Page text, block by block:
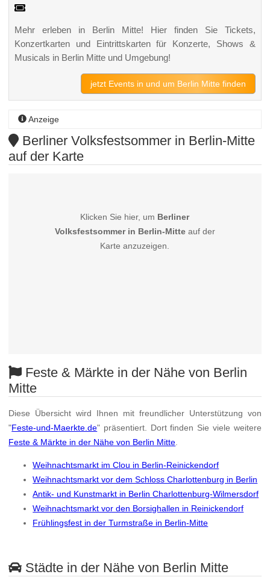
Mehr erleben in Berlin Mitte! Hier finden Sie Tickets,
Konzertkarten und Eintrittskarten für Konzerte, Shows &
Musicals in Berlin Mitte und Umgebung!
jetzt Events in und um Berlin Mitte finden
Anzeige
Berliner Volksfestsommer in Berlin-Mitte
auf der Karte
Klicken Sie hier, um Berliner
Volksfestsommer in Berlin-Mitteauf der
Karte anzuzeigen.
Feste & Märkte in der Nähe von Berlin
Mitte
Diese Übersicht wird Ihnen mit freundlicher Unterstützung von
"Feste-und-Maerkte.de" präsentiert. Dort finden Sie viele weitere
Feste & Märkte in der Nähe von Berlin Mitte
Weihnachtsmarkt im Clou in Berlin-Reinickendorf
Weihnachtsmarkt vor dem Schloss Charlottenburg in Berlin
Antik- und Kunstmarkt in Berlin Charlottenburg-Wilmersdorf
Weihnachtsmarkt vor den Borsighallen in Reinickendorf
Frühlingsfest in der Turmstraße in Berlin-Mitte
Städte in der Nähe von Berlin Mitte